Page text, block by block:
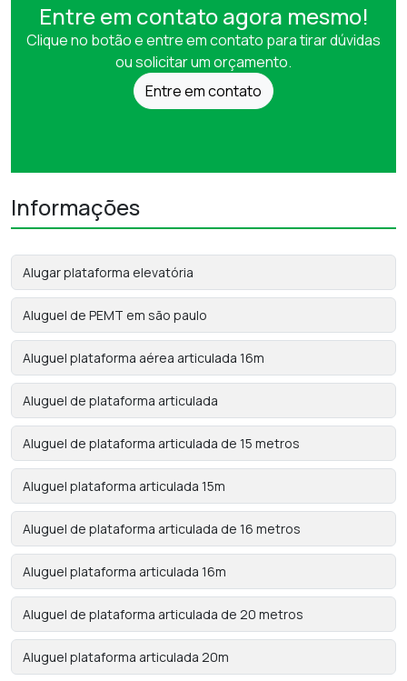
Entre em contato agora mesmo!
Clique no botão e entre em contato para tirar dúvidas
ou solicitar um orçamento.
Entre em contato
Informações
Alugar plataforma elevatória
Aluguel de PEMT em são paulo
Aluguel plataforma aérea articulada 16m
Aluguel de plataforma articulada
Aluguel de plataforma articulada de 15 metros
Aluguel plataforma articulada 15m
Aluguel de plataforma articulada de 16 metros
Aluguel plataforma articulada 16m
Aluguel de plataforma articulada de 20 metros
Aluguel plataforma articulada 20m